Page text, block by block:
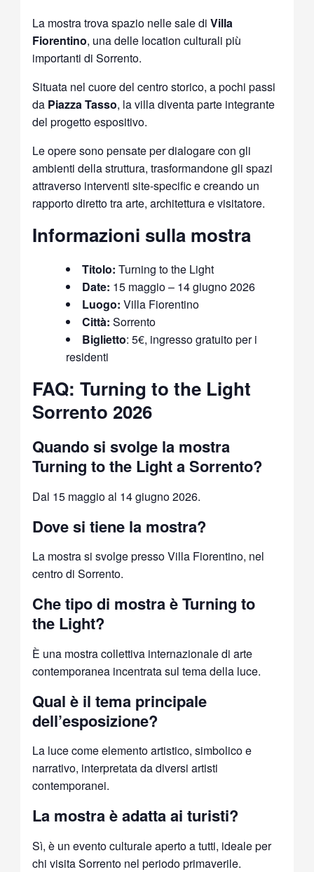
La mostra trova spazio nelle sale diVilla
Fiorentino, una delle location culturali più
importanti di Sorrento.
Situata nel cuore del centro storico, a pochi passi
da Piazza Tasso, la villa diventa parte integrante
del progetto espositivo.
Le opere sono pensate per dialogare con gli
ambienti della struttura, trasformandone gli spazi
attraverso interventi site-specific e creando un
rapporto diretto tra arte, architettura e visitatore.
Informazioni sulla mostra
Titolo: Turning to the Light
Date: 15 maggio – 14 giugno 2026
Luogo: Villa Fiorentino
Città: Sorrento
Biglietto: 5€, ingresso gratuito per i
residenti
FAQ: Turning to the Light
Sorrento 2026
Quando si svolge la mostra
Turning to the Light a Sorrento?
Dal 15 maggio al 14 giugno 2026.
Dove si tiene la mostra?
La mostra si svolge presso Villa Fiorentino, nel
centro di Sorrento.
Che tipo di mostra è Turning to
the Light?
È una mostra collettiva internazionale di arte
contemporanea incentrata sul tema della luce.
Qual è il tema principale
dell’esposizione?
La luce come elemento artistico, simbolico e
narrativo, interpretata da diversi artisti
contemporanei.
La mostra è adatta ai turisti?
Sì, è un evento culturale aperto a tutti, ideale per
chi visita Sorrento nel periodo primaverile.